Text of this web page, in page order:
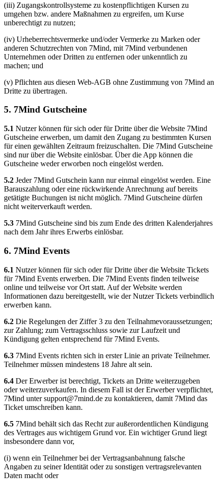
(iii) Zugangskontrollsysteme zu kostenpflichtigen Kursen zu
umgehen bzw. andere Maßnahmen zu ergreifen, um Kurse
unberechtigt zu nutzen;
(iv) Urheberrechtsvermerke und/oder Vermerke zu Marken oder
anderen Schutzrechten von 7Mind, mit 7Mind verbundenen
Unternehmen oder Dritten zu entfernen oder unkenntlich zu
machen; und
(v) Pflichten aus diesen Web-AGB ohne Zustimmung von 7Mind an
Dritte zu übertragen.
5. 7Mind Gutscheine
5.1 Nutzer können für sich oder für Dritte über die Website 7Mind
Gutscheine erwerben, um damit den Zugang zu bestimmten Kursen
für einen gewählten Zeitraum freizuschalten. Die 7Mind Gutscheine
sind nur über die Website einlösbar. Über die App können die
Gutscheine weder erworben noch eingelöst werden.
5.2 Jeder 7Mind Gutschein kann nur einmal eingelöst werden. Eine
Barauszahlung oder eine rückwirkende Anrechnung auf bereits
getätigte Buchungen ist nicht möglich. 7Mind Gutscheine dürfen
nicht weiterverkauft werden.
5.3 7Mind Gutscheine sind bis zum Ende des dritten Kalenderjahres
nach dem Jahr ihres Erwerbs einlösbar.
6. 7Mind Events
6.1 Nutzer können für sich oder für Dritte über die Website Tickets
für 7Mind Events erwerben. Die 7Mind Events finden teilweise
online und teilweise vor Ort statt. Auf der Website werden
Informationen dazu bereitgestellt, wie der Nutzer Tickets verbindlich
erwerben kann.
6.2 Die Regelungen der Ziffer 3 zu den Teilnahmevoraussetzungen;
zur Zahlung; zum Vertragsschluss sowie zur Laufzeit und
Kündigung gelten entsprechend für 7Mind Events.
6.3 7Mind Events richten sich in erster Linie an private Teilnehmer.
Teilnehmer müssen mindestens 18 Jahre alt sein.
6.4 Der Erwerber ist berechtigt, Tickets an Dritte weiterzugeben
oder weiterzuverkaufen. In diesem Fall ist der Erwerber verpflichtet,
7Mind untersupport@7mind.de zu kontaktieren, damit 7Mind das
Ticket umschreiben kann.
6.5 7Mind behält sich das Recht zur außerordentlichen Kündigung
des Vertrages aus wichtigem Grund vor. Ein wichtiger Grund liegt
insbesondere dann vor,
(i) wenn ein Teilnehmer bei der Vertragsanbahnung falsche
Angaben zu seiner Identität oder zu sonstigen vertragsrelevanten
Daten macht oder